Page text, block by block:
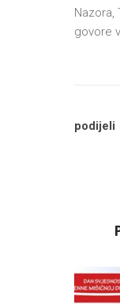
Nazora,
govore
podijeli